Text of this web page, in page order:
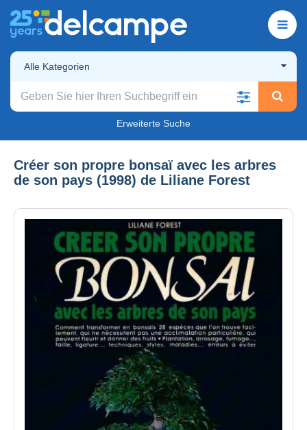
Alle Kategorien
Erweiterte Suche
Créer son propre bonsaï avec les arbres
de son pays (1998) de Liliane Forest